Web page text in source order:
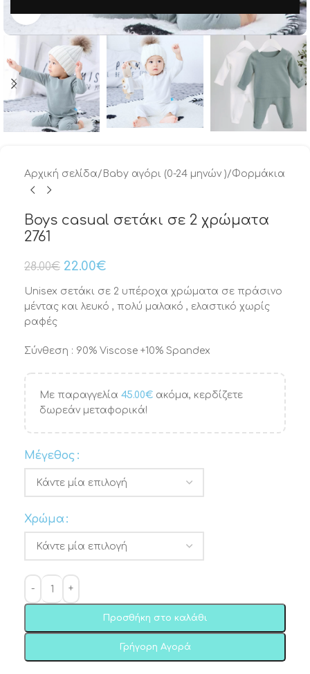
Αρχική σελίδα/ Baby αγόρι (0-24 μηνών )/Φορμάκια
Boys casual σετάκι σε 2 χρώματα
2761
28.00€ 22.00€
Unisex σετάκι σε 2 υπέροχα χρώματα σε πράσινο
μέντας και λευκό , πολύ μαλακό , ελαστικό χωρίς
ραφές
Σύνθεση : 90% Viscose +10% Spandex
Με παραγγελία 45.00€ ακόμα, κερδίζετε
δωρεάν μεταφορικά!
Μέγεθος
Χρώμα
Προσθήκη στο καλάθι
Γρήγορη Αγορά